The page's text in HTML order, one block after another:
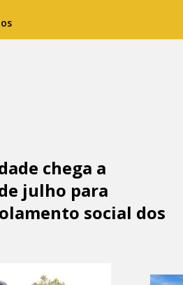
chega a
julho para
social dos